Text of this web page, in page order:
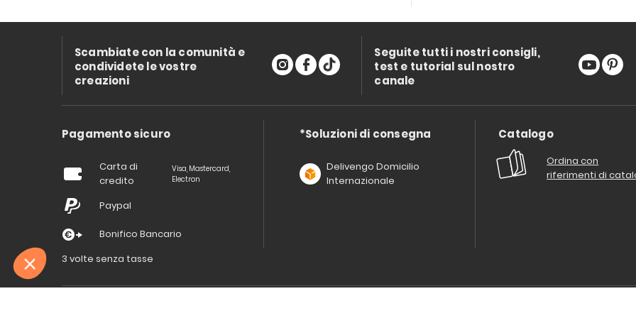
Scambiate con la comunità e
condividete le vostre
creazioni
Seguite tutti i nostri consigli,
test e tutorial sul nostro
canale
Pagamento sicuro
Carta di
credito
Visa, Mastercard,
Electron
Paypal
Bonifico Bancario
3 volte senza tasse
*Soluzioni di consegna
Delivengo Domicilio
Internazionale
Catalogo
Ordina con
riferimenti di